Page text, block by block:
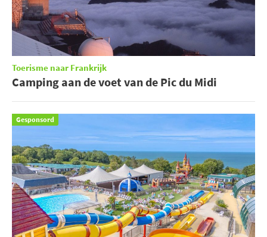
Toerisme naar Frankrijk
Camping aan de voet van de Pic du Midi
Gesponsord